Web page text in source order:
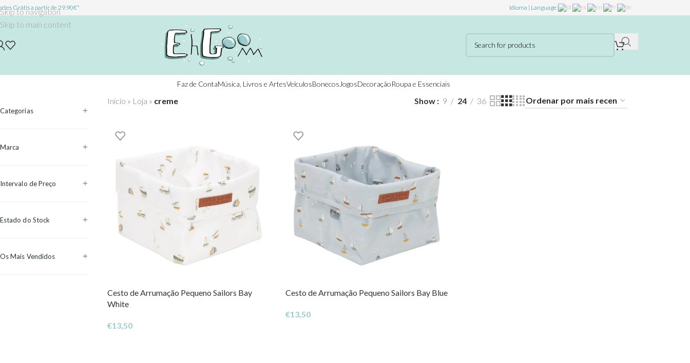
Skip to navigation
Skip to main content
Grátis a partir de 29.90€* Idioma | Language:
Faz de ContaMúsica, Livros e ArtesVeículosBonecos JogosDecoraçãoRoupa e Essenciais
Categorias
Marca
Intervalo de Preço
Estado do Stock
Os Mais Vendidos
Início » Loja » creme Show 9 24 36
Cesto de Arrumação Pequeno Sailors Bay
White
€13,50
Cesto de Arrumação Pequeno Sailors Bay Blue
€13,50